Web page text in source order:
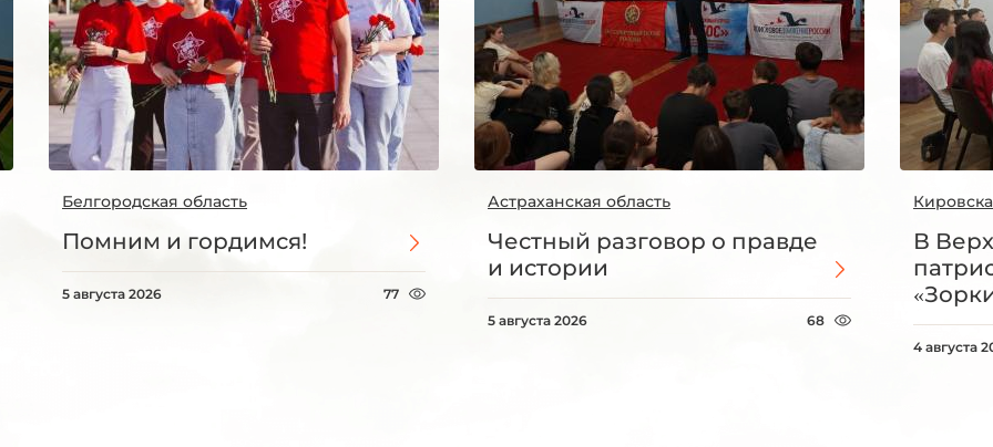
Белгородская область
Помним и гордимся!
5 августа 2026 77
Астраханская область
Честный разговор о правде
и истории
5 августа 2026 68
В
4 августа